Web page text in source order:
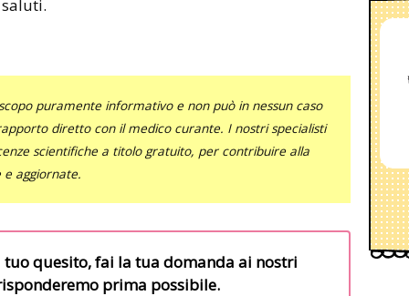
puramente informativo e non può in nessun caso
diretto con il medico curante. I nostri specialisti
scientifiche a titolo gratuito, per contribuire alla
aggiornate.
tuo quesito, fai la tua domanda ai nostri
prima possibile.